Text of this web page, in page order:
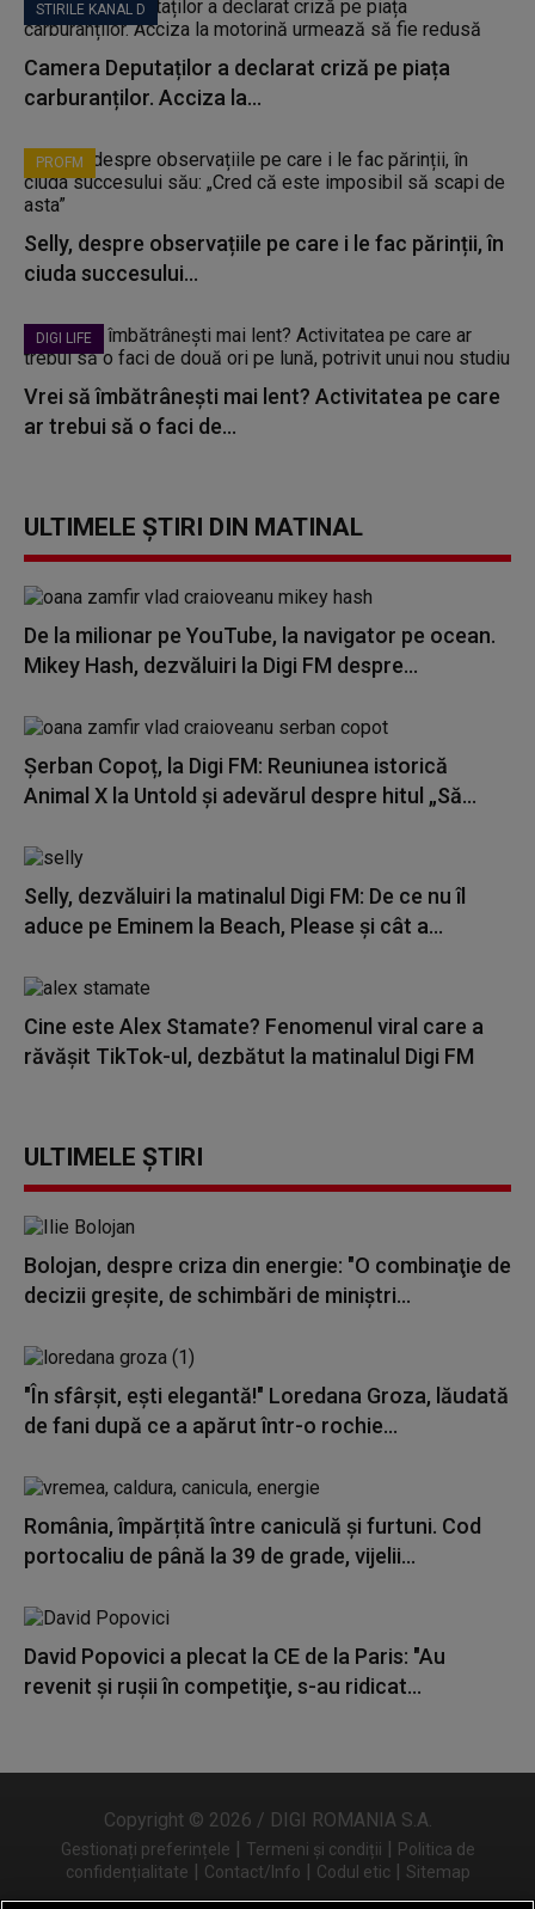
STIRILE KANAL D
Camera Deputaților a declarat criză pe piața
carburanților. Acciza la...
PROFM
Selly, despre observațiile pe care i le fac părinții, în
ciuda succesului...
DIGI LIFE
Vrei să îmbătrânești mai lent? Activitatea pe care
ar trebui să o faci de...
ULTIMELE ȘTIRI DIN MATINAL
De la milionar pe YouTube, la navigator pe ocean.
Mikey Hash, dezvăluiri la Digi FM despre...
Șerban Copoț, la Digi FM: Reuniunea istorică
Animal X la Untold și adevărul despre hitul „Să...
Selly, dezvăluiri la matinalul Digi FM: De ce nu îl
aduce pe Eminem la Beach, Please și cât a...
Cine este Alex Stamate? Fenomenul viral care a
răvășit TikTok-ul, dezbătut la matinalul Digi FM
ULTIMELE ȘTIRI
Bolojan, despre criza din energie: "O combinaţie de
decizii greşite, de schimbări de miniştri...
"În sfârșit, ești elegantă!" Loredana Groza, lăudată
de fani după ce a apărut într-o rochie...
România, împărțită între caniculă și furtuni. Cod
portocaliu de până la 39 de grade, vijelii...
David Popovici a plecat la CE de la Paris: "Au
revenit şi ruşii în competiţie, s-au ridicat...
Copyright © 2026 / DIGI ROMANIA S.A.
Gestionați preferințele | Termeni și condiții | Politica de
confidențialitate | Contact/Info | Codul etic | Sitemap